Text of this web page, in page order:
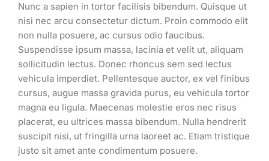
Nunc a sapien in tortor facilisis bibendum. Quisque ut
nisi nec arcu consectetur dictum. Proin commodo elit
non nulla posuere, ac cursus odio faucibus.
Suspendisse ipsum massa, lacinia et velit ut, aliquam
sollicitudin lectus. Donec rhoncus sem sed lectus
vehicula imperdiet. Pellentesque auctor, ex vel finibus
cursus, augue massa gravida purus, eu vehicula tortor
magna eu ligula. Maecenas molestie eros nec risus
placerat, eu ultrices massa bibendum. Nulla hendrerit
suscipit nisi, ut fringilla urna laoreet ac. Etiam tristique
justo sit amet ante condimentum posuere.